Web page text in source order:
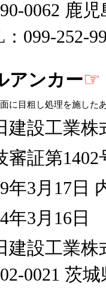
0062 鹿
099-252-
アンカー☞
に目粗し処理を施した
建設工業株
審証第1402
年3月17日
年3月16日
建設工業株
0021 茨